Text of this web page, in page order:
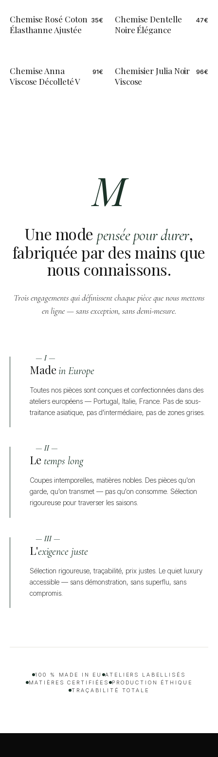
Chemise Rosé Coton
Élasthanne Ajustée
35€ ÉDITION LIMITÉE
Chemise Dentelle
Noire Élégance
47€
Chemise Anna
Viscose Décolleté V
91€
Chemisier Julia Noir
Viscose
96€
M
Une mode pensée pour durer,
fabriquée par des mains que
nous connaissons.
Trois engagements qui définissent chaque pièce que nous mettons
en ligne — sans exception, sans demi-mesure.
— I —
Madein Europe
Toutes nos pièces sont conçues et confectionnées dans des
ateliers européens — Portugal, Italie, France. Pas de sous-
traitance asiatique, pas d'intermédiaire, pas de zones grises.
— II —
Le temps long
Coupes intemporelles, matières nobles. Des pièces qu'on
garde, qu'on transmet — pas qu'on consomme. Sélection
rigoureuse pour traverser les saisons.
— III —
L'exigence juste
Sélection rigoureuse, traçabilité, prix justes. Le quiet luxury
accessible — sans démonstration, sans superflu, sans
compromis.
100 % MADE IN EU ATELIERS LABELLISÉS
MATIÈRES CERTIFIÉES
PRODUCTION ÉTHIQUE
TRAÇABILITÉ TOTALE